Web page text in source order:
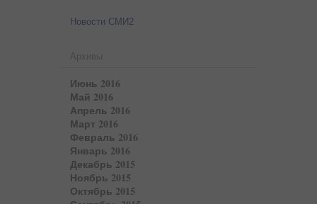
Новости СМИ2
Архивы
Июнь 2016
Май 2016
Апрель 2016
Март 2016
Февраль 2016
Январь 2016
Декабрь 2015
Ноябрь 2015
Октябрь 2015